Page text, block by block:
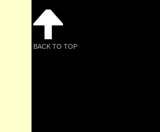
BACK TO TOP